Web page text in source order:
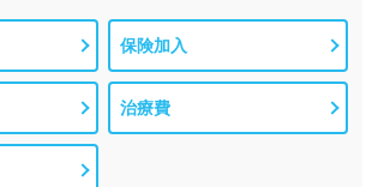
保険加入
治療費